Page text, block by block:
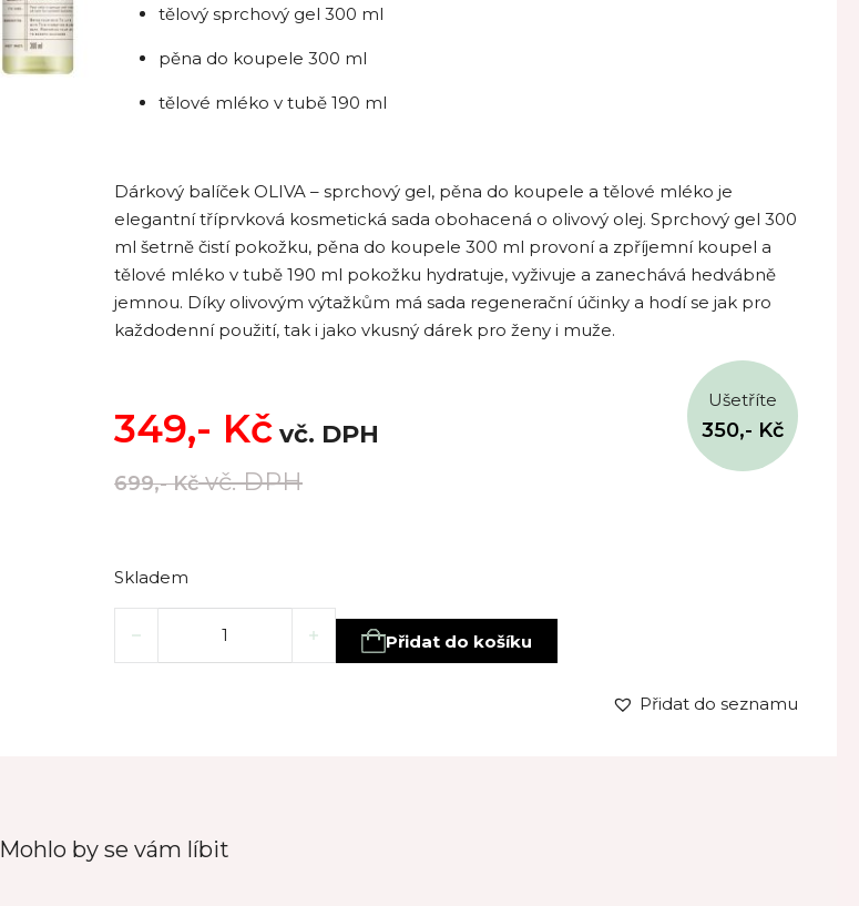
tělový sprchový gel 300 ml
pěna do koupele 300 ml
tělové mléko v tubě 190 ml
Dárkový balíček OLIVA – sprchový gel, pěna do koupele a tělové mléko je
elegantní tříprvková kosmetická sada obohacená o olivový olej. Sprchový gel 300
ml šetrně čistí pokožku, pěna do koupele 300 ml provoní a zpříjemní koupel a
tělové mléko v tubě 190 ml pokožku hydratuje, vyživuje a zanechává hedvábně
jemnou. Díky olivovým výtažkům má sada regenerační účinky a hodí se jak pro
každodenní použití, tak i jako vkusný dárek pro ženy i muže.
349,- Kč vč. DPH
699,-Kčvč. DPH
Ušetříte
350,- Kč
Skladem
Dárkový balíček OLIVA – sprchový gel, pěna do koupele a tělové mléko množství
Přidat do košíku
Přidat do seznamu
Mohlo by se vám líbit